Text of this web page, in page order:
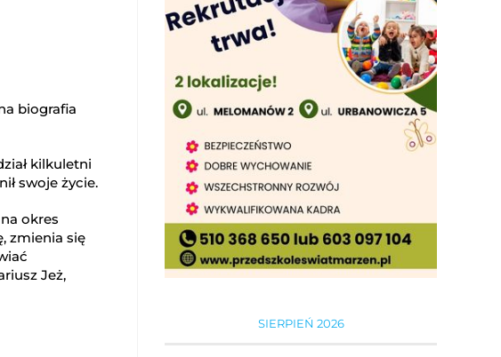
biografia
kilkuletni
swoje życie.
okres
zmienia się
Jeż,
SIERPIEŃ 2026